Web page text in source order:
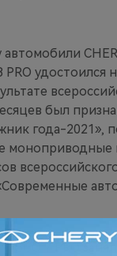
PRO
был
года-2021»,
моноприводные
7 PRO